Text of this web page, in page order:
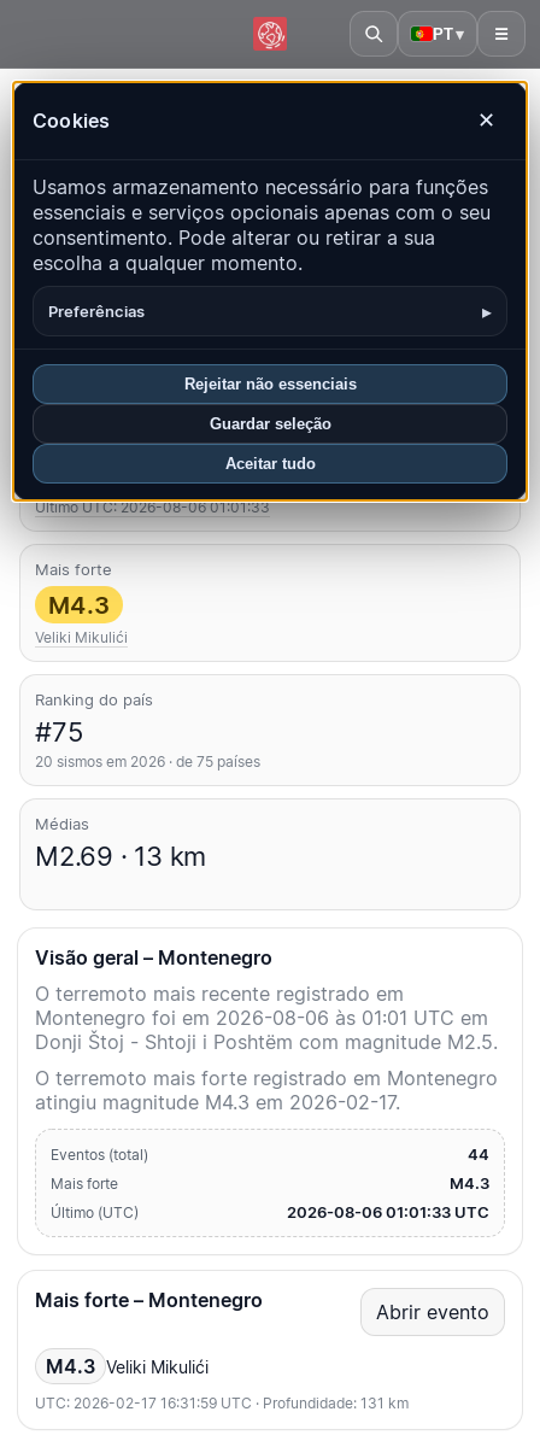
PT▾ ☰
Cookies ✕
Usamos armazenamento necessário para funções
essenciais e serviços opcionais apenas com o seu
consentimento. Pode alterar ou retirar a sua
escolha a qualquer momento.
Preferências ▸
Rejeitar não essenciais
Guardar seleção
Aceitar tudo
QuakeMap24
Mapa ao vivo, estatísticas e eventos recentes
Abrir mapa histórico Últimos neste país
Visão geral Mapa Recentes Gráficos Principais regiões
FAQ
Sismos neste mês
2
Último UTC: 2026-08-06 01:01:33
Mais forte
M4.3
Veliki Mikulići
Ranking do país
#75
20 sismos em 2026 · de 75 países
Médias
M2.69 · 13 km
Visão geral – Montenegro
O terremoto mais recente registrado em
Montenegro foi em 2026-08-06 às 01:01 UTC em
Donji Štoj - Shtoji i Poshtëm com magnitude M2.5.
O terremoto mais forte registrado em Montenegro
atingiu magnitude M4.3 em 2026-02-17.
Eventos (total) 44
Mais forte M4.3
Último (UTC) 2026-08-06 01:01:33 UTC
Mais forte – Montenegro Abrir evento
M4.3 Veliki Mikulići
UTC: 2026-02-17 16:31:59 UTC · Profundidade: 131 km